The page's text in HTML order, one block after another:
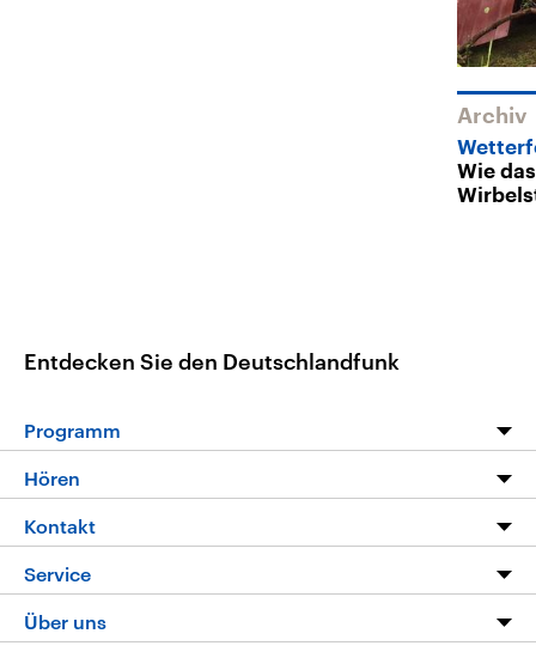
Archiv
Wie
Entdecken Sie den Deutschlandfunk
Programm
Programm
Die Nachrichten
Nachrichtenleicht
Neue Beiträge auf dlf.de
Hören
Livestream
Podcasts
Deutschlandfunk App
Kontakt
Hörerservice
Service
FAQ
Über uns